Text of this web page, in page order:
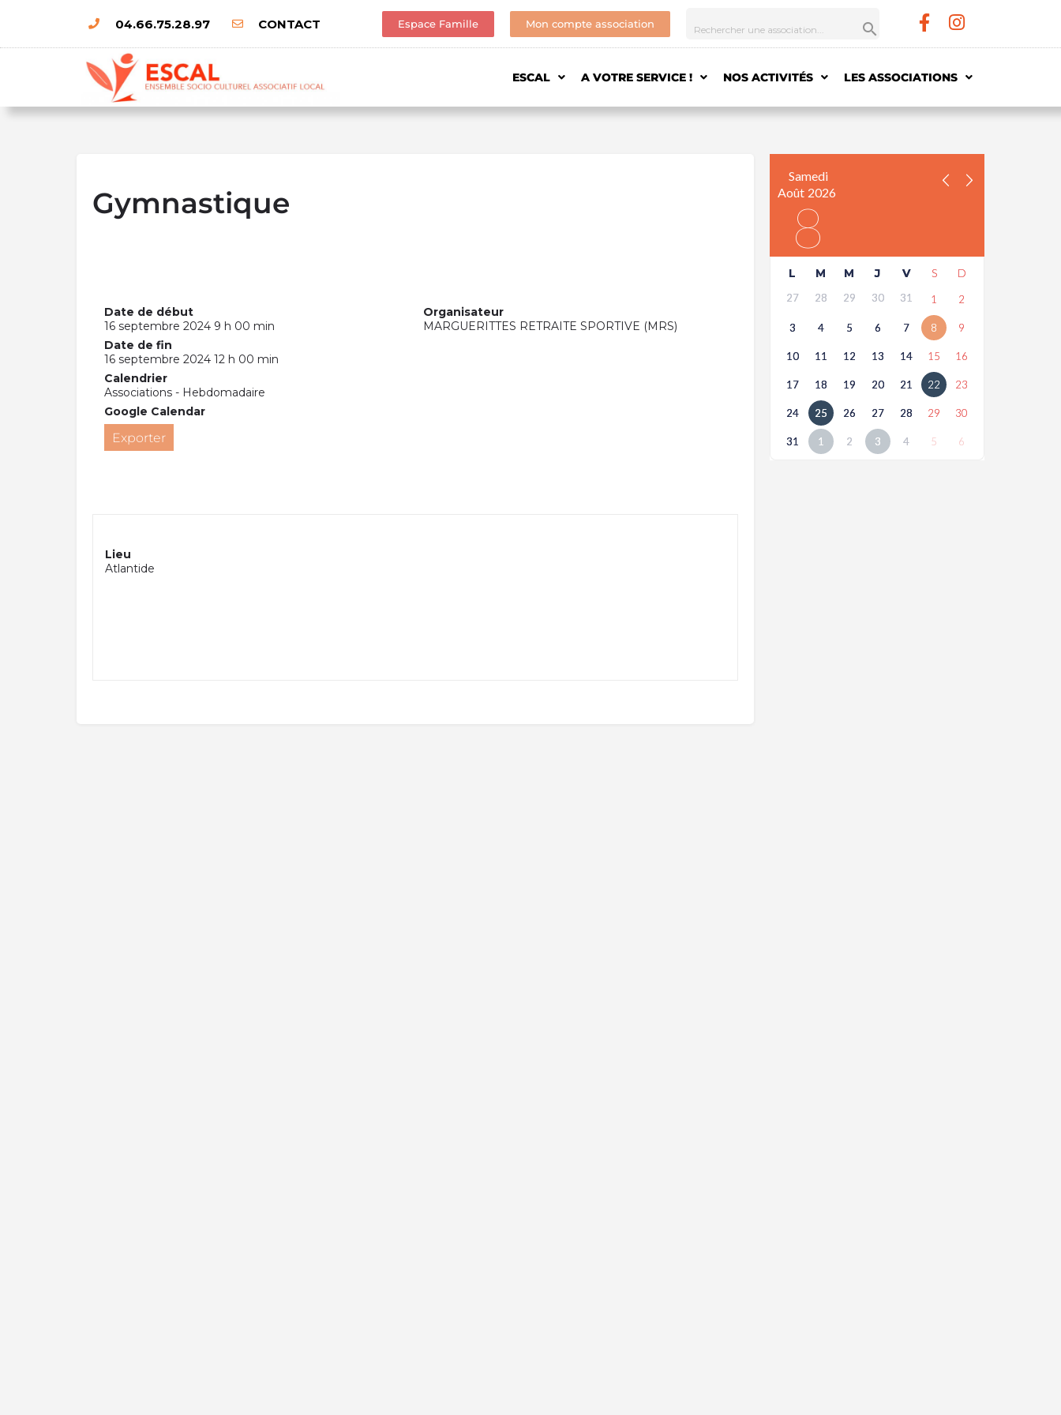
04.66.75.28.97 CONTACT Espace Famille Mon compte association
ESCAL A VOTRE SERVICE ! NOS ACTIVITÉS LES ASSOCIATIONS
Gymnastique
Date de début
16 septembre 2024 9 h 00 min
Date de fin
16 septembre 2024 12 h 00 min
Calendrier
Associations - Hebdomadaire
Google Calendar
Exporter
Organisateur
MARGUERITTES RETRAITE SPORTIVE (MRS)
Lieu
Atlantide
Samedi
Août 2026
8
L M M J V S D
27 28 29 30 31 1 2
3 4 5 6 7 8 9
10 11 12 13 14 15 16
17 18 19 20 21 22 23
24 25 26 27 28 29 30
31 1 2 3 4 5 6